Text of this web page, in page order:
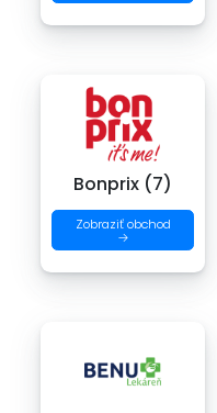
Bonprix (7)
Zobraziť obchod
→